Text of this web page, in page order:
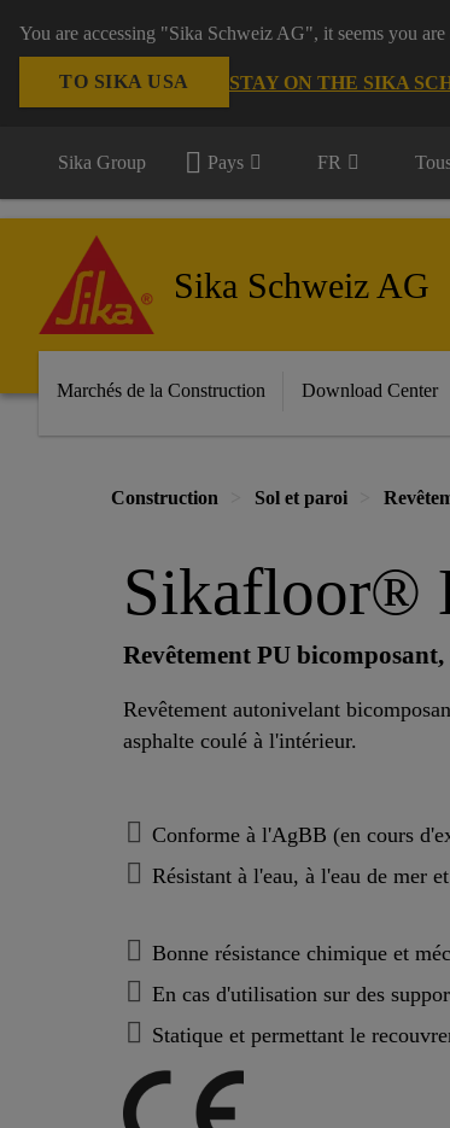
You are accessing "Sika Schweiz AG", it seems you
TO SIKA USA STAY ON THE SIKA
Sika Group Pays FR
Sika Schweiz AG
Marchés de la Construction Download Center
Construction Sol et paroi
Sikafloor®
Revêtement PU
Revêtement autonivelant
asphalte coulé à l'intérieur.
Conforme à l'AgBB (en cours
Résistant à l'eau, à l'eau de mer et
Bonne résistance chimique et
En cas d'utilisation sur des
Statique et permettant le